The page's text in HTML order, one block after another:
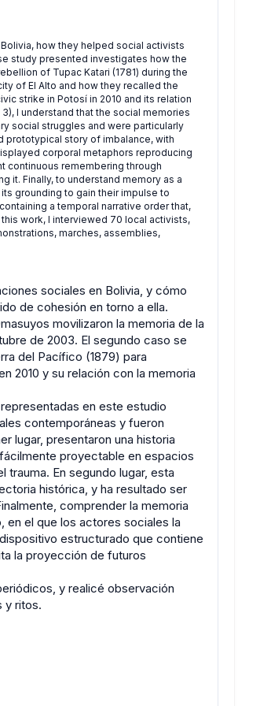
how they helped social activists
study presented investigates how the
of Tupac Katari (1781) during the
of El Alto and how they recalled the
strike in Potosí in 2010 and its relation
I understand that the social memories
social struggles and were particularly
prototypical story of imbalance, with
corporal metaphors reproducing
continuous remembering through
it. Finally, to understand memory as a
grounding to gain their impulse to
a temporal narrative order that,
work, I interviewed 70 local activists,
marches, assemblies,
sociales en Bolivia, y cómo
de cohesión en torno a ella.
movilizaron la memoria de la
de 2003. El segundo caso se
del Pacífico (1879) para
2010 y su relación con la memoria
en este estudio
contemporáneas y fueron
lugar, presentaron una historia
proyectable en espacios
En segundo lugar, esta
histórica, y ha resultado ser
comprender la memoria
en el que los actores sociales la
estructurado que contiene
la proyección de futuros
y realicé observación
y ritos.